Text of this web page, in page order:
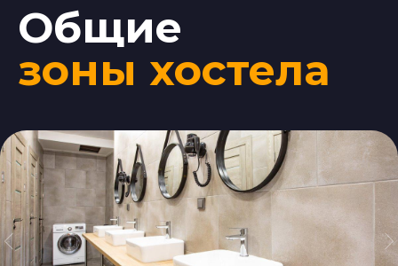
Общие
зоны хостела